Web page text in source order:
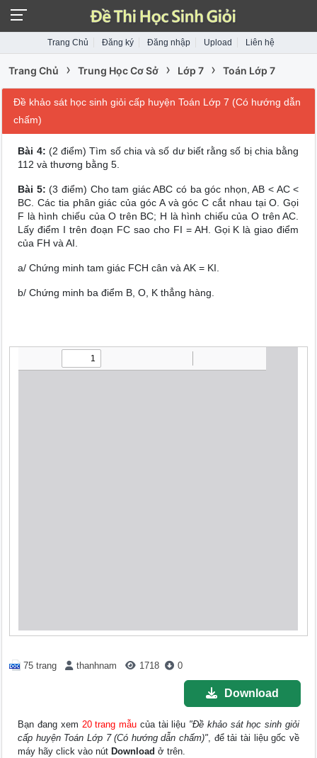
Trang Chủ Đăng ký Đăng nhập Upload Liên hệ
Trang Chủ › Trung Học Cơ Sở › Lớp 7 › Toán Lớp 7
Đề khảo sát học sinh giỏi cấp huyện Toán Lớp 7 (Có hướng dẫn
chấm)
Bài 4: (2 điểm) Tìm số chia và số dư biết rằng số bị chia bằng
112 và thương bằng 5.
Bài 5: (3 điểm) Cho tam giác ABC có ba góc nhọn, AB < AC <
BC. Các tia phân giác của góc A và góc C cắt nhau tại O. Gọi
F là hình chiếu của O trên BC; H là hình chiếu của O trên AC.
Lấy điểm I trên đoạn FC sao cho FI = AH. Gọi K là giao điểm
của FH và AI.
a/ Chứng minh tam giác FCH cân và AK = KI.
b/ Chứng minh ba điểm B, O, K thẳng hàng.
75 trang thanhnam 1718 0
Download
Bạn đang xem 20 trang mẫu của tài liệu "Đề khảo sát học sinh giỏi
cấp huyện Toán Lớp 7 (Có hướng dẫn chấm)", để tải tài liệu gốc về
máy hãy click vào nút Download ở trên.